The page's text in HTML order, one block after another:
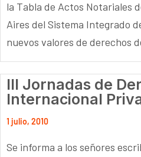
la Tabla de Actos Notariales
Aires del Sistema Integrado
nuevos valores de derechos
III Jornadas de
Internacional
1 julio, 2010
Se informa a los señores